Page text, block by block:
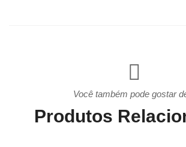
Você também pode gostar
Produtos